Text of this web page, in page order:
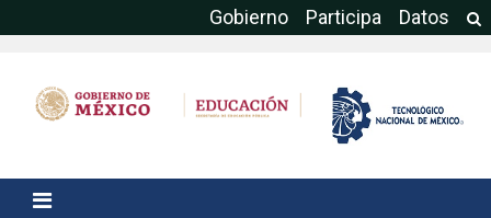
Gobierno Participa Datos